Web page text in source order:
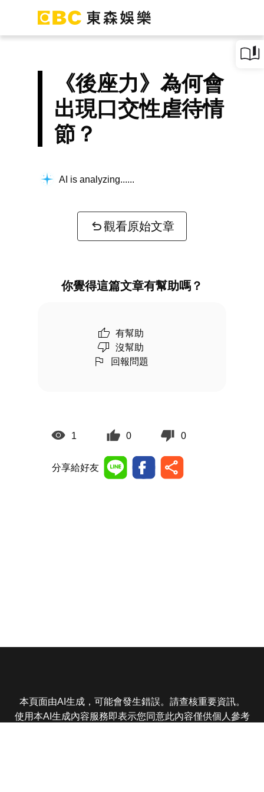
《後座力》為何會
出現口交性虐待情
節？
AI is analyzing...
觀看原始文章
你覺得這篇文章有幫助嗎？
有幫助
沒幫助
回報問題
1 0 0
分享給好友
本頁面由AI生成，可能會發生錯誤。請查核重要資訊。
使用本AI生成內容服務即表示您同意此內容僅供個人參考